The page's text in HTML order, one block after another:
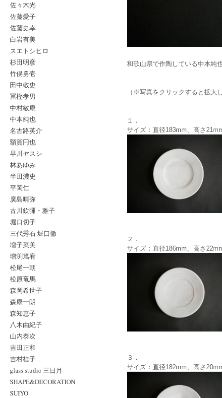
佐々木光
佐藤愛子
佐藤史幸
白岩有美
スエトシヒロ
杉田明彦
竹俣勇壱
田中敬史
冨樫孝男
中村敏康
中本純也
名古路英介
額賀円也
早川ヤスシ
林あゆみ
半田濃史
平岡仁
廣島晴弥
古川欽彌・雅子
堀口切子
三代秀石 堀口徹
増子菜美
増渕篤宥
松尾一朝
松原竜馬
森岡希世子
森康一朗
森知恵子
八木由紀子
山内泰次
吉田正和
吉村桂子
glass studio 三日月
SHAPE&DECORATION
SUIYO
和歌山県で作陶している中本純
（※写真をクリックすると拡大
１．
サイズ：直径183mm、高さ
２．
サイズ：直径186mm、高さ
３．
サイズ：直径182mm、高さ